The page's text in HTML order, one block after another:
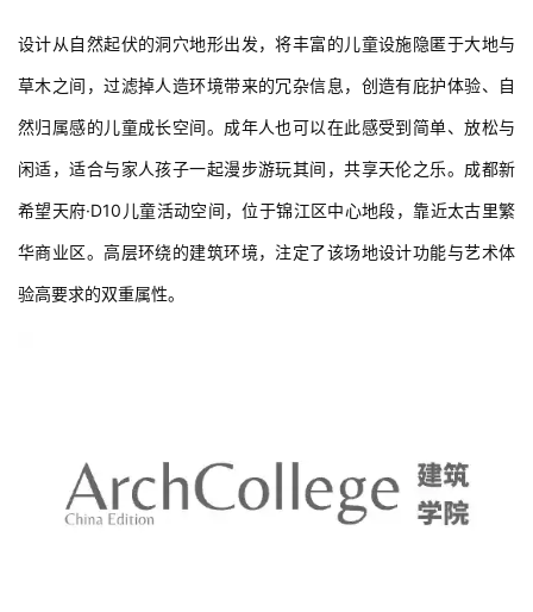
设计从自然起伏的洞穴地形出发，将丰富的儿童设施隐匿于大地与
草木之间，过滤掉人造环境带来的冗杂信息，创造有庇护体验、自
然归属感的儿童成长空间。成年人也可以在此感受到简单、放松与
闲适，适合与家人孩子一起漫步游玩其间，共享天伦之乐。成都新
希望天府·D10儿童活动空间，位于锦江区中心地段，靠近太古里繁
华商业区。高层环绕的建筑环境，注定了该场地设计功能与艺术体
验高要求的双重属性。